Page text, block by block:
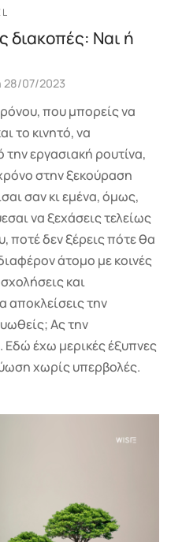
διακοπές: Ναι ή
28/07/2023
που μπορείς να
το κινητό, να
εργασιακή ρουτίνα,
στην ξεκούραση
σαν κι εμένα, όμως,
να ξεχάσεις τελείως
ποτέ δεν ξέρεις πότε θα
άτομο με κοινές
και
αποκλείσεις την
Ας την
έχω μερικές έξυπνες
χωρίς υπερβολές.